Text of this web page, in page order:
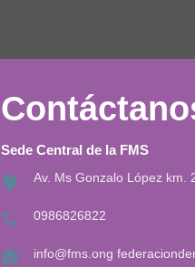
Sede Central de la FMS
Av. Ms Gonzalo López km.
0986826822
info@fms.ong